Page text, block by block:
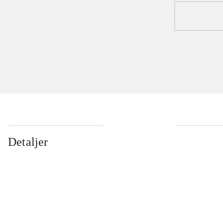
Detaljer